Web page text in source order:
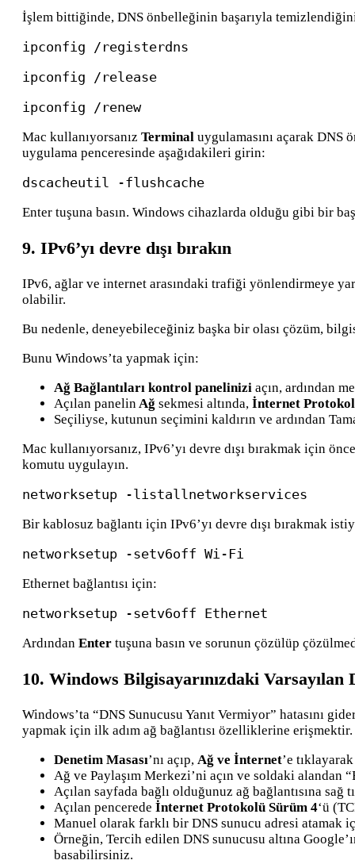
İşlem bittiğinde, DNS önbelleğinin başarıyla
ipconfig /registerdns
ipconfig /release
ipconfig /renew
Mac kullanıyorsanız Terminal uygulamasını açarak
uygulama penceresinde aşağıdakileri girin:
dscacheutil -flushcache
Enter tuşuna basın. Windows cihazlarda olduğu gibi bir
9. IPv6’yı devre dışı bırakın
IPv6, ağlar ve internet arasındaki trafiği yönlendirmeye
olabilir.
Bu nedenle, deneyebileceğiniz başka bir olası çözüm,
Bunu Windows’ta yapmak için:
Ağ Bağlantıları kontrol panelinizi açın, ardından
Açılan panelinAğ sekmesi altında, İnternet
Seçiliyse, kutunun seçimini kaldırın ve ardından
Mac kullanıyorsanız, IPv6’yı devre dışı bırakmak için
komutu uygulayın.
networksetup -listallnetworkservices
Bir kablosuz bağlantı için IPv6’yı devre dışı bırakmak
networksetup -setv6off Wi-Fi
Ethernet bağlantısı için:
networksetup -setv6off Ethernet
Ardından Enter tuşuna basın ve sorunun çözülüp
10. Windows Bilgisayarınızdaki
Windows’ta “DNS Sunucusu Yanıt Vermiyor” hatasını
yapmak için ilk adım ağ bağlantısı özelliklerine erişmektir.
Denetim Masası’nı açıp, Ağ ve İnternet’e
Ağ ve Paylaşım Merkezi’ni açın ve soldaki alandan
Açılan sayfada bağlı olduğunuz ağ bağlantısına sağ
Açılan pencerede İnternet Protokolü Sürüm 4‘ü
Manuel olarak farklı bir DNS sunucu adresi atamak
Örneğin, Tercih edilen DNS sunucusu altına
basabilirsiniz.